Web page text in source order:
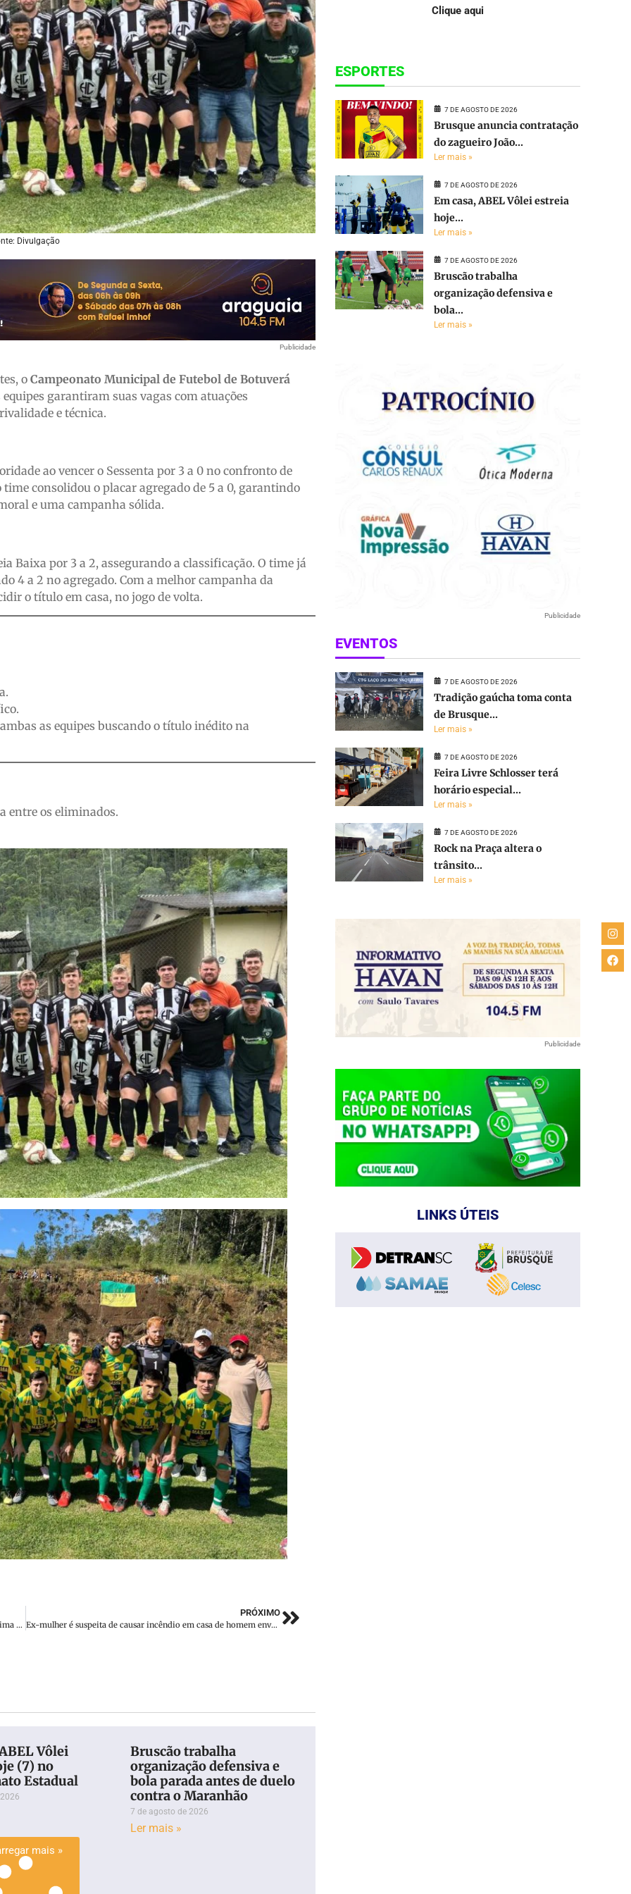
Divulgação
Publicidade
o Campeonato Municipal de Futebol de Botuverá
equipes garantiram suas vagas com atuações
e técnica.
ao vencer o Sessenta por 3 a 0 no confronto de
time consolidou o placar agregado de 5 a 0, garantindo
e uma campanha sólida.
Baixa por 3 a 2, assegurando a classificação. O time já
4 a 2 no agregado. Com a melhor campanha da
o título em casa, no jogo de volta.
as equipes buscando o título inédito na
entre os eliminados.
Em jogo de rebaixados Brusque vence o Guarani pela penúltima rodada da Série B
PRÓXIMO
Ex-mulher é suspeita de causar incêndio em casa de homem envolvido em atentado no STF, aponta Polícia Civil
Vôlei
(7) no
Estadual
Bruscão trabalha
organização defensiva e
bola parada antes de duelo
contra o Maranhão
7 de agosto de 2026
Ler mais »
mais »
Clique aqui
ESPORTES
7 DE AGOSTO DE 2026
Brusque anuncia contratação
do zagueiro João...
Ler mais »
7 DE AGOSTO DE 2026
Em casa, ABEL Vôlei estreia
hoje...
Ler mais »
7 DE AGOSTO DE 2026
Bruscão trabalha
organização defensiva e
bola...
Ler mais »
Publicidade
EVENTOS
7 DE AGOSTO DE 2026
Tradição gaúcha toma conta
de Brusque...
Ler mais »
7 DE AGOSTO DE 2026
Feira Livre Schlosser terá
horário especial...
Ler mais »
7 DE AGOSTO DE 2026
Rock na Praça altera o
trânsito...
Ler mais »
Publicidade
LINKS ÚTEIS